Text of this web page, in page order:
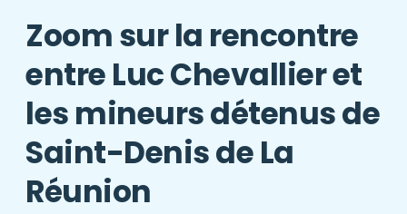
Zoom sur la rencontre
entre Luc Chevallier et
les mineurs détenus de
Saint-Denis de La
Réunion